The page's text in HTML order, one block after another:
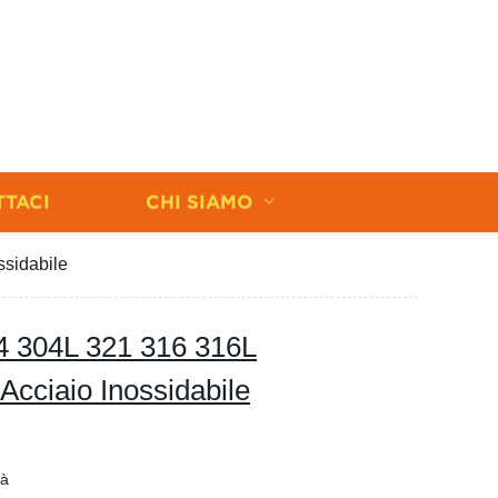
CHI SIAMO
304L 321 316 316L
Inossidabile